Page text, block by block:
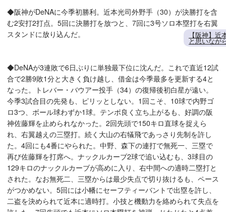
◆阪神がDeNAに今季初勝利。近本光司外野手（30）が決勝打を含
む2安打2打点。5回に決勝打を放つと、7回に3号ソロ本塁打を右翼
スタンドに放り込んだ。
【阪神】
と思いなが
◆DeNAが3連敗で6日ぶりに単独最下位に沈んだ。これで直近12試
合で2勝9敗1分と大きく負け越し、借金は今季最多を更新する4と
なった。トレバー・バウアー投手（34）の復帰後初白星が遠い。
今季3試合目の先発も、ピリッとしない。1回こそ、10球で内野ゴ
ロ3つ、ボール球わずか1球。テンポ良く立ち上がるも、好調の阪
神佐藤輝を止められなかった。2回先頭で150キロ直球を捉えら
れ、右翼越えの三塁打。続く大山の右犠飛であっさり先制を許し
た。4回にも4番にやられた。中野、森下の連打で無死一、三塁で
再び佐藤輝を打席へ。ナックルカーブ2球で追い込むも、3球目の
129キロのナックルカーブが高めに入り、右中間への適時二塁打と
された。なお無死二、三塁からは最少失点で切り抜けるも、ペース
がつかめない。5回には小幡にセーフティーバントで出塁を許し、
二盗を決められて近本に適時打。小技と機動力を絡められて失点を